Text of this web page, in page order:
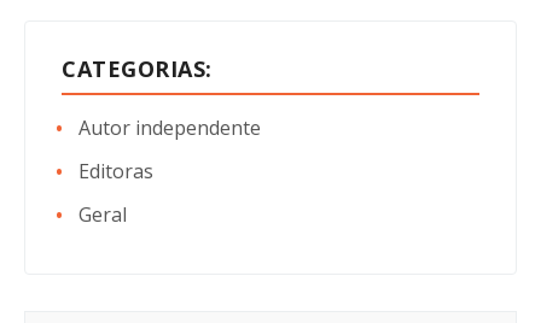
CATEGORIAS:
Autor independente
Editoras
Geral